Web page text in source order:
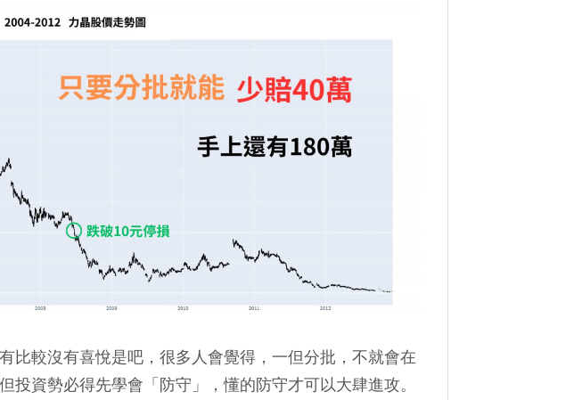
比較沒有喜悅是吧，很多人會覺得，一但分批，不就會在
投資勢必得先學會「防守」，懂的防守才可以大肆進攻。